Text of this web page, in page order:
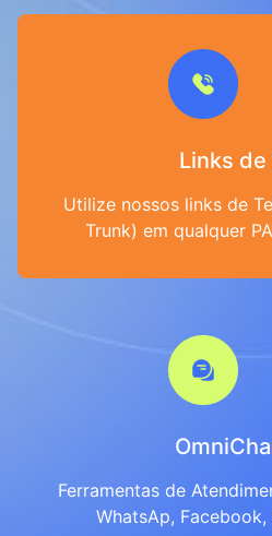
Links de
Utilize nossos links de
Trunk) em qualquer
Ferramentas de
WhatsAp,